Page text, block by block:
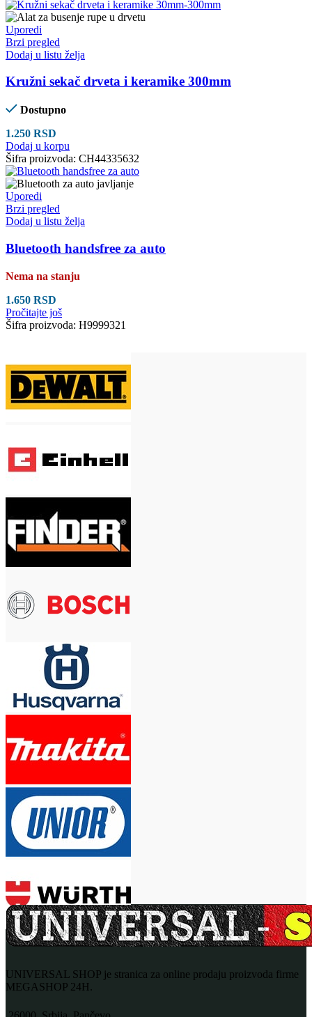
Uporedi
Brzi pregled
Dodaj u listu želja
Kružni sekač drveta i keramike 300mm
Dostupno
1.250 RSD
Dodaj u korpu
Šifra proizvoda: CH44335632
Uporedi
Brzi pregled
Dodaj u listu želja
Bluetooth handsfree za auto
Nema na stanju
1.650 RSD
Pročitajte još
Šifra proizvoda: H9999321
UNIVERSAL SHOP je stranica za online prodaju proizvoda firme
MEGASHOP 24H.